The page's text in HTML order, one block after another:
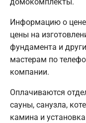
домокомплекты.
Информацию о
цены на
фундамента и
мастерам по
компании.
Оплачиваются
сауны, санузла,
камина и